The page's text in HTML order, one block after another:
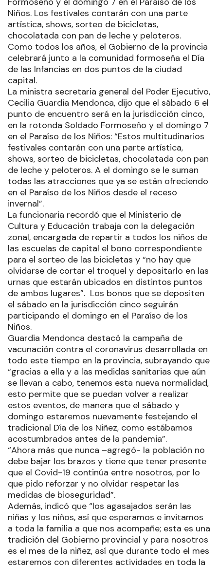
Niños. Los festivales contarán con una parte
artística, shows, sorteo de bicicletas,
chocolatada con pan de leche y peloteros.
Como todos los años, el Gobierno de la provincia
celebrará junto a la comunidad formoseña el Día
de las Infancias en dos puntos de la ciudad
capital.
La ministra secretaria general del Poder Ejecutivo,
Cecilia Guardia Mendonca, dijo que el sábado 6 el
punto de encuentro será en la jurisdicción cinco,
en la rotonda Soldado Formoseño y el domingo 7
en el Paraíso de los Niños: “Estos multitudinarios
festivales contarán con una parte artística,
shows, sorteo de bicicletas, chocolatada con pan
de leche y peloteros. A el domingo se le suman
todas las atracciones que ya se están ofreciendo
en el Paraíso de los Niños desde el receso
invernal”.
La funcionaria recordó que el Ministerio de
Cultura y Educación trabaja con la delegación
zonal, encargada de repartir a todos los niños de
las escuelas de capital el bono correspondiente
para el sorteo de las bicicletas y “no hay que
olvidarse de cortar el troquel y depositarlo en las
urnas que estarán ubicados en distintos puntos
de ambos lugares”. Los bonos que se depositen
el sábado en la jurisdicción cinco seguirán
participando el domingo en el Paraíso de los
Niños.
Guardia Mendonca destacó la campaña de
vacunación contra el coronavirus desarrollada en
todo este tiempo en la provincia, subrayando que
“gracias a ella y a las medidas sanitarias que aún
se llevan a cabo, tenemos esta nueva normalidad,
esto permite que se puedan volver a realizar
estos eventos, de manera que el sábado y
domingo estaremos nuevamente festejando el
tradicional Día de los Niñez, como estábamos
acostumbrados antes de la pandemia”.
“Ahora más que nunca –agregó- la población no
debe bajar los brazos y tiene que tener presente
que el Covid-19 continúa entre nosotros, por lo
que pido reforzar y no olvidar respetar las
medidas de bioseguridad”.
Además, indicó que “los agasajados serán las
niñas y los niños, así que esperamos e invitamos
a toda la familia a que nos acompañe; esta es una
tradición del Gobierno provincial y para nosotros
es el mes de la niñez, así que durante todo el mes
estaremos con diferentes actividades en toda la